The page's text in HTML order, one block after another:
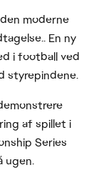
moderne
En ny
i football ved
styrepindene.
af spillet i
Series
ugen.